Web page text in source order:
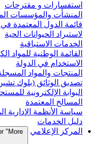
استفسارات و مقترحات
المنشأت والمؤسسات
قائمة الدول المعتمدة في
لاستيراد الحيوانات الحية
الخدمات الاستباقية
القائمة الوطنية للمواد
الاستخدام في الدولة
المنتجات والمواد
تصديق الوثائق (بلوك
البوابة الإلكترونية
المسالخ المعتمدة
سياسة الأنظمة الإدارية
دليل الخدمات
المركز الإعلامي
"More"